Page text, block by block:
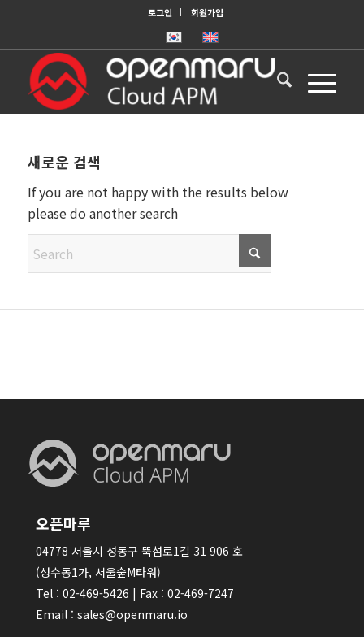
로그인 회원가입
새로운 검색
If you are not happy with the results below
please do another search
오픈마루
04778 서울시 성동구 뚝섬로1길 31 906 호
(성수동1가, 서울숲M타워)
Tel : 02-469-5426 | Fax : 02-469-7247
Email : sales@openmaru.io